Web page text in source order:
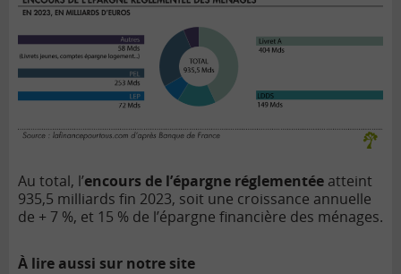
Au total, l’encours de l’épargne réglementée atteint
935,5 milliards fin 2023, soit une croissance annuelle
de + 7 %, et 15 % de l’épargne financière des ménages.
À lire aussi sur notre site